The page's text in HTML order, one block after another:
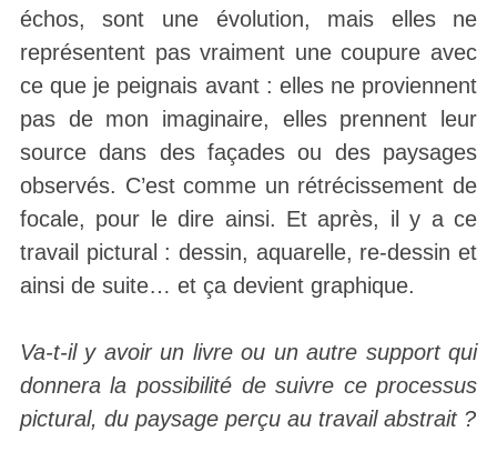
échos, sont une évolution, mais elles ne
représentent pas vraiment une coupure avec
ce que je peignais avant : elles ne proviennent
pas de mon imaginaire, elles prennent leur
source dans des façades ou des paysages
observés. C’est comme un rétrécissement de
focale, pour le dire ainsi. Et après, il y a ce
travail pictural : dessin, aquarelle, re-dessin et
ainsi de suite… et ça devient graphique.
Va-t-il y avoir un livre ou un autre support qui
donnera la possibilité de suivre ce processus
pictural, du paysage perçu au travail abstrait ?